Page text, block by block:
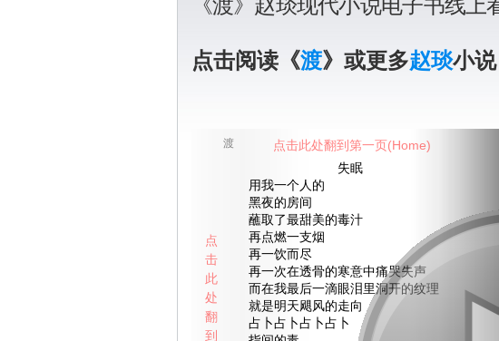
《渡》赵琰现代小说电子书线上
点击阅读《渡》或更多赵琰小说
渡
失眠
用我一个人的
黑夜的房间
蘸取了最甜美的毒汁
再点燃一支烟
再一饮而尽
再一次在透骨的寒意中痛哭失声
而在我最后一滴眼泪里洞开的纹理
就是明天飓风的走向
占卜占卜占卜占卜
点击此处翻到第一页(Home)
点
击
此
处
翻
到